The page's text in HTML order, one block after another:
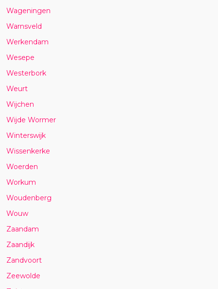
Wageningen
Warnsveld
Werkendam
Wesepe
Westerbork
Weurt
Wijchen
Wijde Wormer
Winterswijk
Wissenkerke
Woerden
Workum
Woudenberg
Wouw
Zaandam
Zaandijk
Zandvoort
Zeewolde